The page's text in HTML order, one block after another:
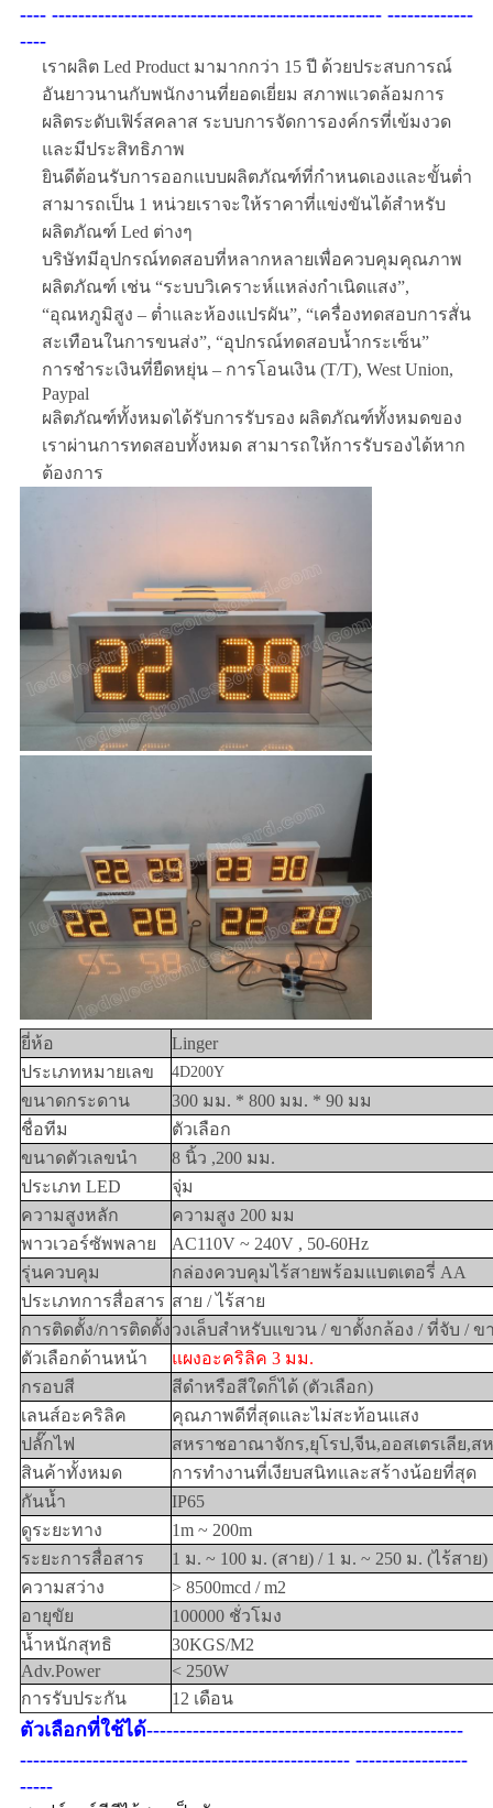
---- -------------------------------------------------- -------------
----
เราผลิต Led Product มามากกว่า 15 ปี ด้วยประสบการณ์
อันยาวนานกับพนักงานที่ยอดเยี่ยม สภาพแวดล้อมการ
ผลิตระดับเฟิร์สคลาส ระบบการจัดการองค์กรที่เข้มงวด
และมีประสิทธิภาพ
ยินดีต้อนรับการออกแบบผลิตภัณฑ์ที่กำหนดเองและขั้นต่ำ
สามารถเป็น 1 หน่วยเราจะให้ราคาที่แข่งขันได้สำหรับ
ผลิตภัณฑ์ Led ต่างๆ
บริษัทมีอุปกรณ์ทดสอบที่หลากหลายเพื่อควบคุมคุณภาพ
ผลิตภัณฑ์ เช่น “ระบบวิเคราะห์แหล่งกำเนิดแสง”,
“อุณหภูมิสูง – ต่ำและห้องแปรผัน”, “เครื่องทดสอบการสั่น
สะเทือนในการขนส่ง”, “อุปกรณ์ทดสอบน้ำกระเซ็น”
การชำระเงินที่ยืดหยุ่น – การโอนเงิน (T/T), West Union,
Paypal
ผลิตภัณฑ์ทั้งหมดได้รับการรับรอง ผลิตภัณฑ์ทั้งหมดของ
เราผ่านการทดสอบทั้งหมด สามารถให้การรับรองได้หาก
ต้องการ
ยี่ห้อ
Linger
ประเภทหมายเลข
4D200Y
ขนาดกระดาน
300 มม. * 800 มม. * 90 มม
ชื่อทีม
ตัวเลือก
ขนาดตัวเลขนำ
8 นิ้ว ,200 มม.
ประเภท LED
จุ่ม
ความสูงหลัก
ความสูง 200 มม
พาวเวอร์ซัพพลาย
AC110V ~ 240V , 50-60Hz
รุ่นควบคุม
กล่องควบคุมไร้สายพร้อมแบตเตอรี่ AA
ประเภทการสื่อสาร สาย / ไร้สาย
การติดตั้ง/การติดตั้งวงเล็บสำหรับแขวน / ขาตั้งกล้อง / ที่จับ / ข
ตัวเลือกด้านหน้า
แผงอะคริลิค 3 มม.
กรอบสี
สีดำหรือสีใดก็ได้ (ตัวเลือก)
เลนส์อะคริลิค
คุณภาพดีที่สุดและไม่สะท้อนแสง
ปลั๊กไฟ
สหราชอาณาจักร,ยุโรป,จีน,ออสเตรเลีย,ส
สินค้าทั้งหมด
การทำงานที่เงียบสนิทและสร้างน้อยที่สุด
กันน้ำ
IP65
ดูระยะทาง
1m ~ 200m
ระยะการสื่อสาร
1 ม. ~ 100 ม. (สาย) / 1 ม. ~ 250 ม. (ไร้สาย)
ความสว่าง
> 8500mcd / m2
อายุขัย
100000 ชั่วโมง
น้ำหนักสุทธิ
30KGS/M2
Adv.Power
< 250W
การรับประกัน
12 เดือน
ตัวเลือกที่ใช้ได้------------------------------------------------
-------------------------------------------------- -----------------
-----